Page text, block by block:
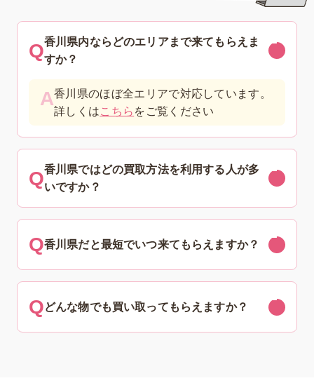
香川県内ならどのエリアまで来てもらえま
すか？
香川県のほぼ全エリアで対応しています。
詳しくはこちら をご覧ください
香川県ではどの買取方法を利用する人が多
いですか？
香川県だと最短でいつ来てもらえますか？
どんな物でも買い取ってもらえますか？